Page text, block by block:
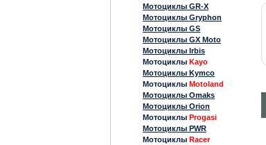
Мотоциклы GR-X
Мотоциклы Gryphon
Мотоциклы GS
Мотоциклы GX Moto
Мотоциклы Irbis
Мотоциклы Kayo
Мотоциклы Kymco
Мотоциклы Motoland
Мотоциклы Omaks
Мотоциклы Orion
Мотоциклы Progasi
Мотоциклы PWR
Мотоциклы Racer